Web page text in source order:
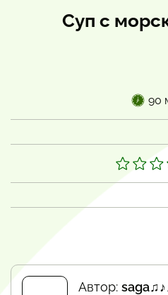
Суп с
90
Автор: